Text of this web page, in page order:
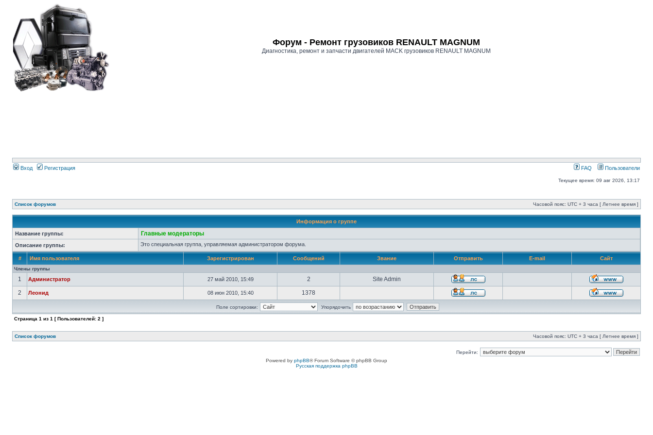
Форум - Ремонт грузовиков RENAULT MAGNUM
Диагностика, ремонт и запчасти двигателей MACK грузовиков RENAULT MAGNUM
Вход Регистрация FAQ Пользователи
Текущее время: 09 авг 2026, 13:17
Список форумов Часовой пояс: UTC + 3 часа [ Летнее время ]
Информация о группе
Название группы: Главные модераторы
Описание группы: Это специальная группа, управляемая администратором форума.
# Имя пользователя Зарегистрирован Сообщений Звание Отправить E-mail Сайт
Члены группы
1 Администратор 27 май 2010, 15:49 2
Site Admin
2
Леонид 08 июн 2010, 15:40 1378
Поле сортировки: Упорядочить
Страница 1 из 1 [ Пользователей: 2 ]
Список форумов Часовой пояс: UTC + 3 часа [ Летнее время ]
Перейти:
Powered by phpBB® Forum Software © phpBB Group
Русская поддержка phpBB